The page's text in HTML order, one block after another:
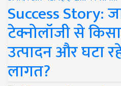
Success Story:
टेक्नोलॉजी से
उत्पादन और घटा
लागत?